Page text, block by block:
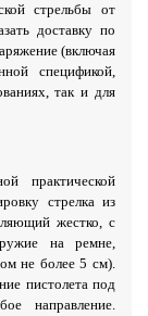
стрельбы от
доставку по
(включая
спецификой,
так и для
практической
стрелка из
жестко, с
на ремне,
не более 5 см).
пистолета под
направление.